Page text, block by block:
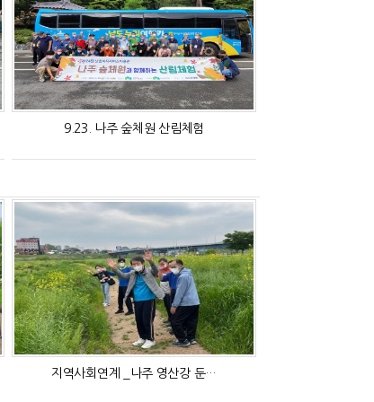
9.23. 나주 숲체원 산림체험
지역사회연계 _나주 영산강 둔…